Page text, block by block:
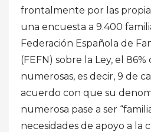
frontalmente por las
una encuesta a 9.400
Federación Española de
(FEFN) sobre la Ley, el 86%
numerosas, es decir, 9 de
acuerdo con que su
numerosa pase a ser
necesidades de apoyo a la